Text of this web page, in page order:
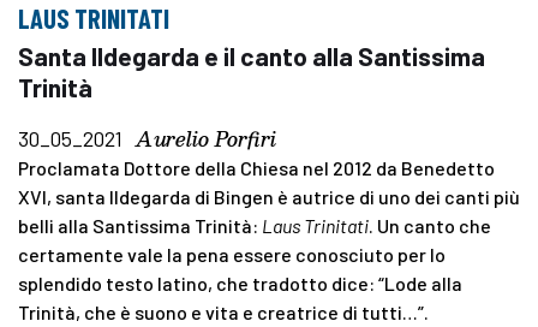
LAUS TRINITATI
Santa Ildegarda e il canto alla Santissima
Trinità
30_05_2021 Aurelio Porfiri
Proclamata Dottore della Chiesa nel 2012 da Benedetto
XVI, santa Ildegarda di Bingen è autrice di uno dei canti più
belli alla Santissima Trinità: Laus Trinitati . Un canto che
certamente vale la pena essere conosciuto per lo
splendido testo latino, che tradotto dice: “Lode alla
Trinità, che è suono e vita e creatrice di tutti…”.